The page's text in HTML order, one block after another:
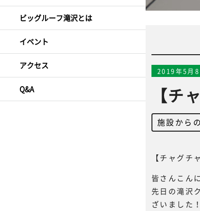
ビッグルーフ滝沢とは
イベント
アクセス
Q&A
2019年5月8
【チ
施設から
【チャグチ
皆さんこん
先日の滝沢
ざいました